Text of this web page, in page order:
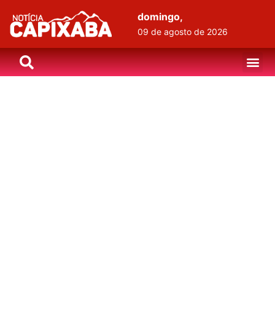
domingo,
09 de agosto de 2026